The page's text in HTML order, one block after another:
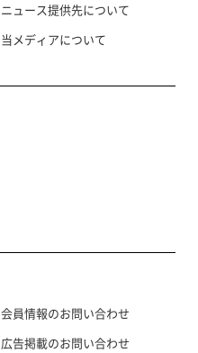
ニュース提供先について
当メディアについて
会員情報のお問い合わせ
広告掲載のお問い合わせ